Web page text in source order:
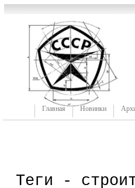
Главная Новинки
Теги -